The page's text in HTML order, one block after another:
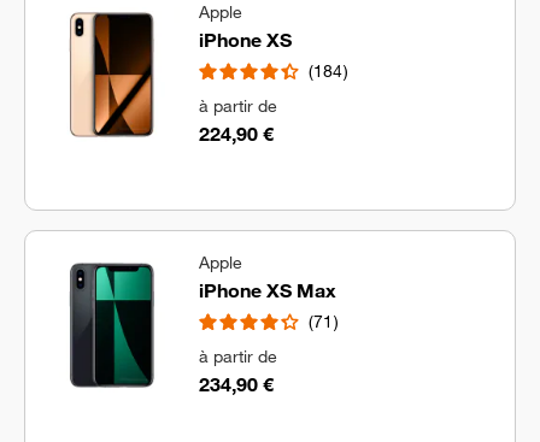
Apple
iPhone XS
184
à partir de
224,90 €
Apple
iPhone XS Max
71
à partir de
234,90 €